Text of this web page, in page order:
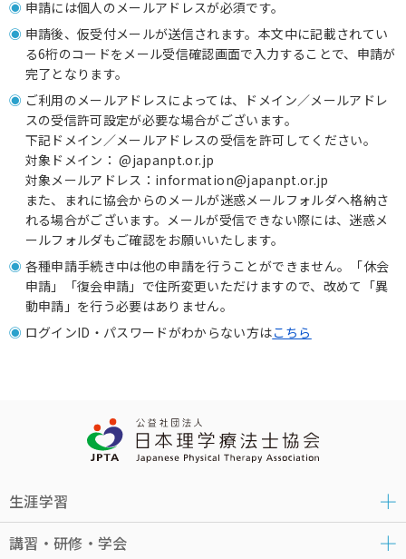
申請には個人のメールアドレスが必須です。
申請後、仮受付メールが送信されます。本文中に記載されてい
る6桁のコードをメール受信確認画面で入力することで、申請が
完了となります。
ご利用のメールアドレスによっては、ドメイン／メールアドレ
スの受信許可設定が必要な場合がございます。
下記ドメイン／メールアドレスの受信を許可してください。
対象ドメイン： @japanpt.or.jp
対象メールアドレス：information@japanpt.or.jp
また、まれに協会からのメールが迷惑メールフォルダへ格納さ
れる場合がございます。メールが受信できない際には、迷惑メ
ールフォルダもご確認をお願いいたします。
各種申請手続き中は他の申請を行うことができません。「休会
申請」「復会申請」で住所変更いただけますので、改めて「異
動申請」を行う必要はありません。
ログインID・パスワードがわからない方はこちら
生涯学習
講習・研修・学会